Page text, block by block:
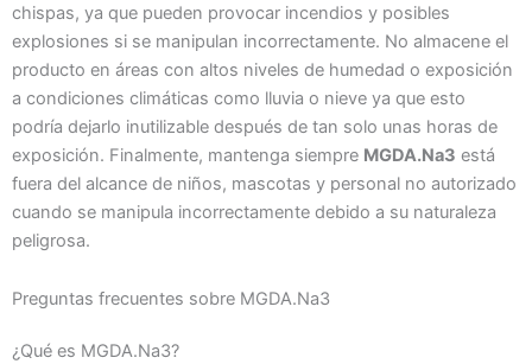
chispas, ya que pueden provocar incendios y posibles
explosiones si se manipulan incorrectamente. No almacene el
producto en áreas con altos niveles de humedad o exposición
a condiciones climáticas como lluvia o nieve ya que esto
podría dejarlo inutilizable después de tan solo unas horas de
exposición. Finalmente, mantenga siempre MGDA.Na3 está
fuera del alcance de niños, mascotas y personal no autorizado
cuando se manipula incorrectamente debido a su naturaleza
peligrosa.
Preguntas frecuentes sobre MGDA.Na3
¿Qué es MGDA.Na3?